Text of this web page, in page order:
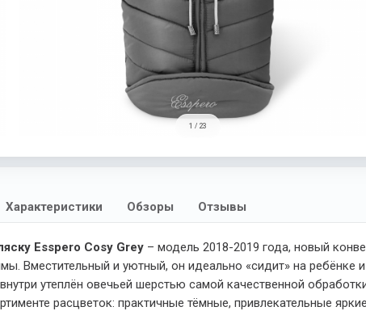
1 / 23
Характеристики Обзоры Отзывы
Esspero Cosy Grey – модель 2018-2019 года, новый
Вместительный и уютный, он идеально «сидит» на
утеплён овечьей шерстью самой качественной
расцветок: практичные тёмные, привлекательные